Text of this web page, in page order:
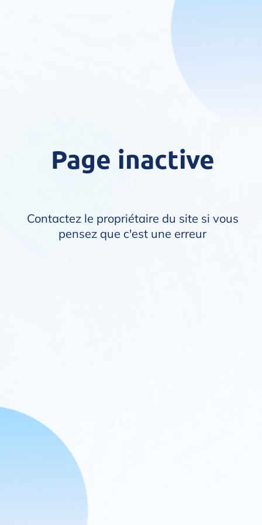
Page inactive
Contactez le propriétaire du site si vous
pensez que c'est une erreur